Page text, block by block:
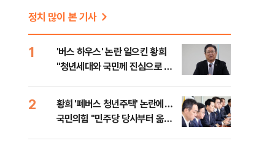
정치 많이 본 기사
1
'버스 하우스' 논란 일으킨 황희
"청년세대와 국민께 진심으로 사
2
황희 '폐버스 청년주택' 논란에…
국민의힘 "민주당 당사부터 옮겨